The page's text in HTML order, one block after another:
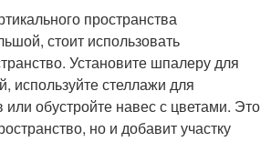
пространства
стоит использовать
Установите шпалеру для
используйте стеллажи для
или обустройте навес с цветами. Это
но и добавит участку